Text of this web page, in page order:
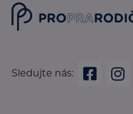
Sledujte nás: